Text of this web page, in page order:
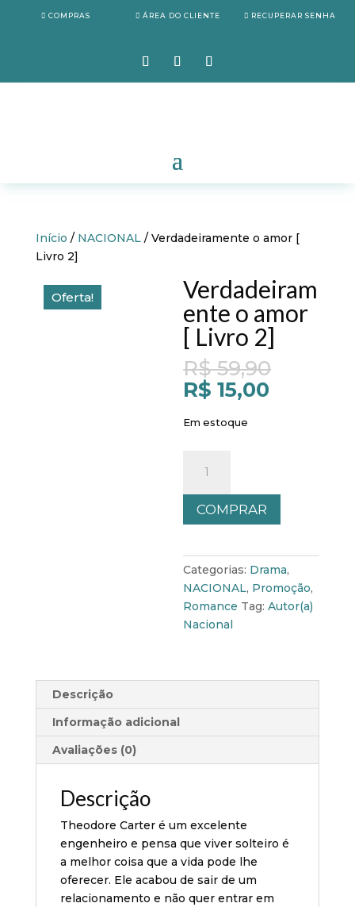
COMPRAS ÁREA DO CLIENTE RECUPERAR SENHA
Início / NACIONAL/ Verdadeiramente o amor [
Livro 2]
Oferta!
Verdadeiram
ente o amor
[ Livro 2]
R$59,90
R$ 15,00
Em estoque
amor
quantidade
COMPRAR
Categorias: Drama,
NACIONAL, Promoção,
Romance Tag:Autor(a)
Nacional
Descrição
Informação adicional
Avaliações (0)
Descrição
Theodore Carter é um excelente
engenheiro e pensa que viver solteiro é
a melhor coisa que a vida pode lhe
oferecer. Ele acabou de sair de um
relacionamento e não quer entrar em